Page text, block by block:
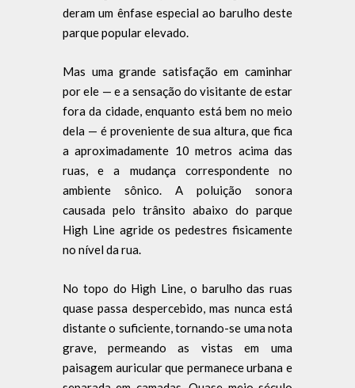
deram um ênfase especial ao barulho deste
parque popular elevado.
Mas uma grande satisfação em caminhar
por ele — e a sensação do visitante de estar
fora da cidade, enquanto está bem no meio
dela — é proveniente de sua altura, que fica
a aproximadamente 10 metros acima das
ruas, e a mudança correspondente no
ambiente sônico. A poluição sonora
causada pelo trânsito abaixo do parque
High Line agride os pedestres fisicamente
no nível da rua.
No topo do High Line, o barulho das ruas
quase passa despercebido, mas nunca está
distante o suficiente, tornando-se uma nota
grave, permeando as vistas em uma
paisagem auricular que permanece urbana e